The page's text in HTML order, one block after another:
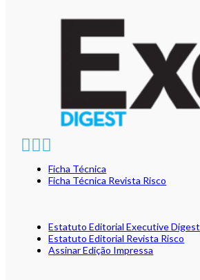
Ficha Técnica
Ficha Técnica Revista Risco
Estatuto Editorial Executive Digest
Estatuto Editorial Revista Risco
Assinar Edição Impressa